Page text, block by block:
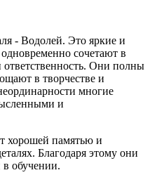
- Водолей. Это яркие и
сочетают в
ответственность. Они полны
в творчестве и
многие
и
хорошей памятью и
Благодаря этому они
обучении.